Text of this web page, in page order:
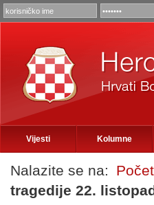
Vijesti Kolumne
Nalazite se na:
tragedije 22.